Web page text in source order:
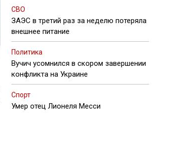
СВО
ЗАЭС в третий раз за неделю потеряла
внешнее питание
Политика
Вучич усомнился в скором завершении
конфликта на Украине
Спорт
Умер отец Лионеля Месси